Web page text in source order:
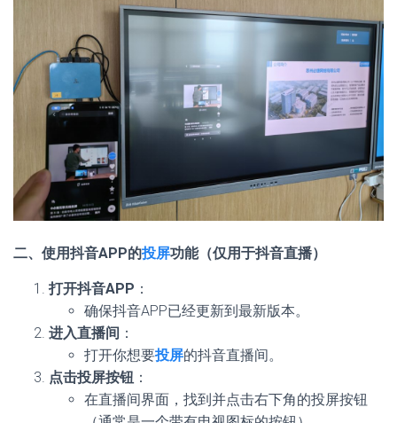
二、使用抖音APP的投屏功能（仅用于抖音直播）
打开抖音APP ：
确保抖音APP已经更新到最新版本。
进入直播间 ：
打开你想要投屏的抖音直播间。
点击投屏按钮 ：
在直播间界面，找到并点击右下角的投屏按钮